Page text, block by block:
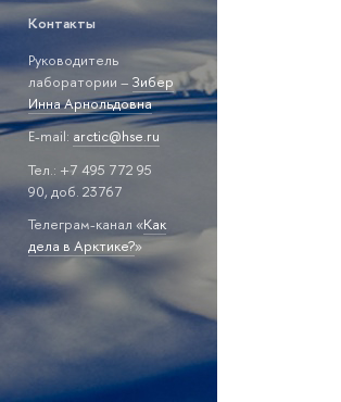
Контакты
Руководитель
лаборатории – Зибер
Инна Арнольдовна
E-mail: arctic@hse.ru
Тел.: +7 495 772 95
90, доб. 23767
Телеграм-канал «Как
дела в Арктике?»